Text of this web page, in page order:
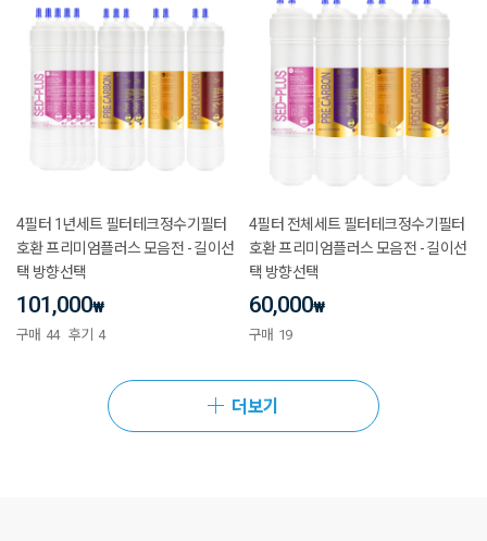
4필터 1년세트 필터테크정수기필터
호환 프리미엄플러스 모음전 - 길이선
택 방향선택
101,000₩
구매 44 후기 4
4필터 전체세트 필터테크정수기필터
호환 프리미엄플러스 모음전 - 길이선
택 방향선택
60,000₩
구매 19
더보기